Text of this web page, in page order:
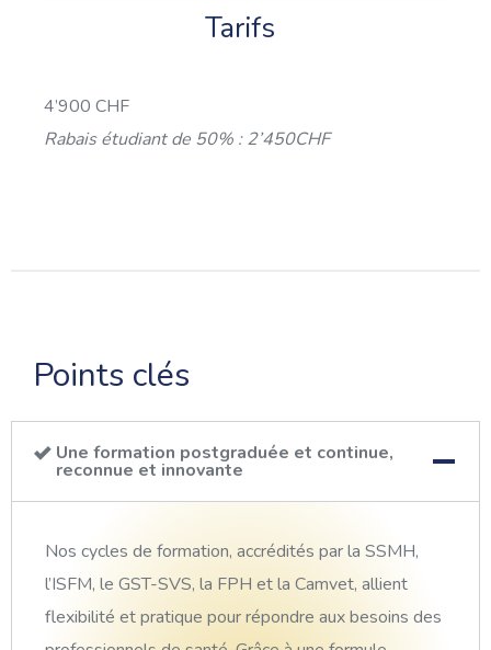
Tarifs
4’900 CHF
Rabais étudiant de 50% : 2’450CHF
Points clés
Une formation postgraduée et continue,
reconnue et innovante
Nos cycles de formation, accrédités par la SSMH,
l’ISFM, le GST-SVS, la FPH et la Camvet, allient
flexibilité et pratique pour répondre aux besoins des